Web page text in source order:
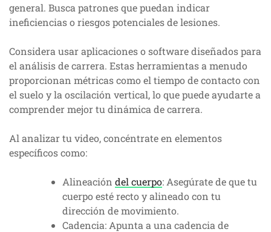
general. Busca patrones que puedan indicar
ineficiencias o riesgos potenciales de lesiones.
Considera usar aplicaciones o software diseñados para
el análisis de carrera. Estas herramientas a menudo
proporcionan métricas como el tiempo de contacto con
el suelo y la oscilación vertical, lo que puede ayudarte a
comprender mejor tu dinámica de carrera.
Al analizar tu video, concéntrate en elementos
específicos como:
Alineación del cuerpo: Asegúrate de que tu
cuerpo esté recto y alineado con tu
dirección de movimiento.
Cadencia: Apunta a una cadencia de